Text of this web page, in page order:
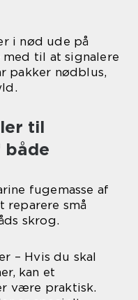
i nød ude på
til at signalere
pakker nødblus,
til
både
fugemasse af
små
skrog.
– Hvis du skal
kan et
være praktisk.